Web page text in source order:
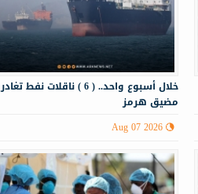
خلال أسبوع واحد.. ( 6 ) ناقلات نفط تغادر
مضيق هرمز
Aug 07 2026